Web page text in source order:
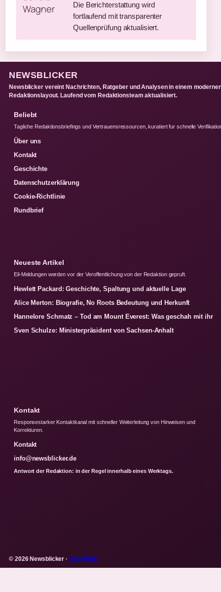
Die Berichterstattung wird
fortlaufend mit transparenter
Quellenprüfung aktualisiert.
NEWSBLICKER
Newsblicker vereint Nachrichten, Ratgeber und Analysen in einem
Redaktionslayout. Laufend vom Redaktionsteam aktualisiert.
Beliebt
Tagliche Redaktionsbriefings und Vertrauensressourcen, kuratiert fur schnelle
Über uns
Kontakt
Geschichte
Datenschutzerklärung
Cookie-Richtlinie
Rundbrief
Neueste Artikel
Eil-Meldungen werden vor der Veroffentlichung von der Redaktion gepruft.
Hewlett Packard: Geschichte, Spaltung und aktuelle Lage
Alice Merton: Biografie, No Roots Bedeutung und Herkunft
Hannelore Schmatz – Tod am Mount Everest: Was geschah mit ihr
Sven Schulze: Ministerpräsident von Sachsen-Anhalt
Kontakt
Responsestarker Kontaktkanal mit schneller Weiterleitung von Hinweisen und
Korrekturen.
Kontakt
info@newsblicker.de
Antwort der Redaktion: in der Regel innerhalb eines Werktags.
© 2026 Newsblicker · WorldRSS